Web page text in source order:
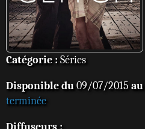
Catégorie : Séries
Disponible du09/07/2015 au
terminée